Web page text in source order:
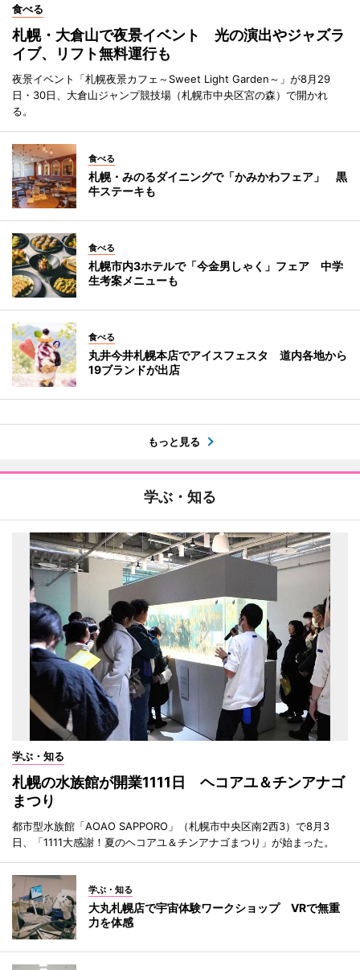
食べる
札幌・大倉山で夜景イベント 光の演出やジャズラ
イブ、リフト無料運行も
夜景イベント「札幌夜景カフェ～Sweet Light Garden～」が8月29
日・30日、大倉山ジャンプ競技場（札幌市中央区宮の森）で開かれ
る。
食べる
札幌・みのるダイニングで「かみかわフェア」 黒
牛ステーキも
食べる
札幌市内3ホテルで「今金男しゃく」フェア 中学
生考案メニューも
食べる
丸井今井札幌本店でアイスフェスタ 道内各地から
19ブランドが出店
もっと見る
学ぶ・知る
学ぶ・知る
札幌の水族館が開業1111日 ヘコアユ＆チンアナゴ
まつり
都市型水族館「AOAO SAPPORO」（札幌市中央区南2西3）で8月3
日、「1111大感謝！夏のヘコアユ＆チンアナゴまつり」が始まった。
学ぶ・知る
大丸札幌店で宇宙体験ワークショップ VRで無重
力を体感